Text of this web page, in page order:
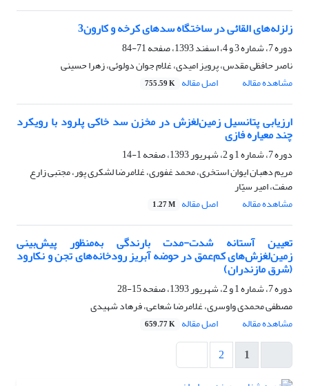
زلزله‌های القائی در ساختگاه سدهای کرخه و کارون3
دوره 7، شماره 3 و 4، اسفند 1393، صفحه
71-84
ناصر حافظی مقدس، پرویز امیدی، غلام جوان دولوئی، زهرا حسینی
مشاهده مقاله
اصل مقاله 755.59 K
ارزیابی پتانسیل زمین‌لغزش در مخزن سد خاکی پلرود با رویکرد
چند معیاره فازی
دوره 7، شماره 1 و 2، شهریور 1393، صفحه
1-14
مریم دهبان ایوان استخری، محمد غفوری، غلامرضا لشکری پور، مجتبی زارع
صفت، امیر سیّار
مشاهده مقاله
اصل مقاله 1.27 M
تعیین آستانه شدت-مدت بارندگی به‌منظور پیش‌بینی
زمین‌لغزش‌های کم‌عمق در حوضه آبریز رودخانه‌های تجن و نکارود
(شرق مازندران)
دوره 7، شماره 1 و 2، شهریور 1393، صفحه
15-28
مصطفی محمدی واوسری، غلامرضا شعاعی، فرهاد شهیدی
مشاهده مقاله
اصل مقاله 659.77 K
1
2